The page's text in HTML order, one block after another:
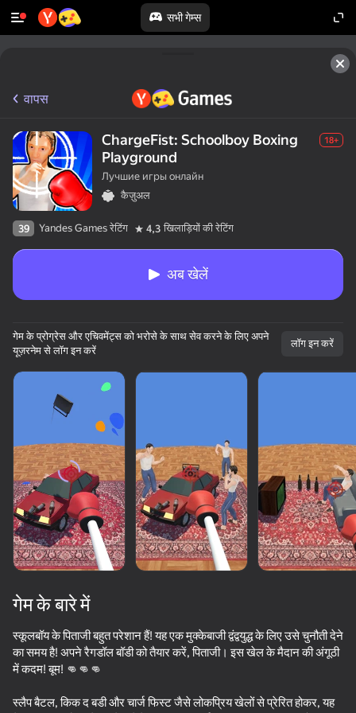
सभी गेम्स
पसंद किए गए. यहां तक कि “नॉन-गेमर्स”
50+ शीर्ष गेम्स।
सभी द्वारा पसंद किया गया।
यहां तक कि “नॉन-गेमर्स”।
सभी दिखाएँ
Perfect Flip
लेजर से बच
Trampoline Basketball 3D
वापस
ChargeFist: Schoolboy Boxing
Playground
18+
Лучшие игры онлайн
कैज़ुअल
39 Yandes Games रेटिंग 4,3 खिलाड़ियों की रेटिंग
अब खेलें
गेम के प्रोग्रेस और एचिवमेंट्स को भरोसे के साथ सेव करने के लिए अपने
यूज़रनेम से लॉग इन करें
लॉग इन करें
गेम के बारे में
स्कूलबॉय के पिताजी बहुत परेशान हैं! यह एक मुक्केबाजी द्वंद्वयुद्ध के लिए उसे चुनौती देने
का समय है! अपने रैगडॉल बॉडी को तैयार करें, पिताजी। इस खेल के मैदान की अंगूठी
में कदम! बूम! 👊👊👊
स्लैप बैटल, किक द बडी और चार्ज फिस्ट जैसे लोकप्रिय खेलों से प्रेरित होकर, यह